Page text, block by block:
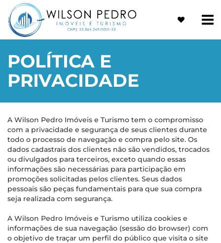
POLÍTICA E
PRIVACIDADE
A Wilson Pedro Imóveis e Turismo tem o compromisso
com a privacidade e segurança de seus clientes durante
todo o processo de navegação e compra pelo site. Os
dados cadastrais dos clientes não são vendidos, trocados
ou divulgados para terceiros, exceto quando essas
informações são necessárias para participação em
promoções solicitadas pelos clientes. Seus dados
pessoais são peças fundamentais para que sua compra
seja realizada com segurança.
A Wilson Pedro Imóveis e Turismo utiliza cookies e
informações de sua navegação (sessão do browser) com
o objetivo de traçar um perfil do público que visita o site